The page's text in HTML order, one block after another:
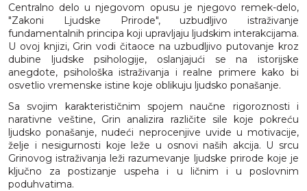
Centralno delo u njegovom opusu je njegovo remek-delo,
"Zakoni Ljudske Prirode", uzbudljivo istraživanje
fundamentalnih principa koji upravljaju ljudskim interakcijama.
U ovoj knjizi, Grin vodi čitaoce na uzbudljivo putovanje kroz
dubine ljudske psihologije, oslanjajući se na istorijske
anegdote, psihološka istraživanja i realne primere kako bi
osvetlio vremenske istine koje oblikuju ljudsko ponašanje.
Sa svojim karakterističnim spojem naučne rigoroznosti i
narativne veštine, Grin analizira različite sile koje pokreću
ljudsko ponašanje, nudeći neprocenjive uvide u motivacije,
želje i nesigurnosti koje leže u osnovi naših akcija. U srcu
Grinovog istraživanja leži razumevanje ljudske prirode koje je
ključno za postizanje uspeha i u ličnim i u poslovnim
poduhvatima.